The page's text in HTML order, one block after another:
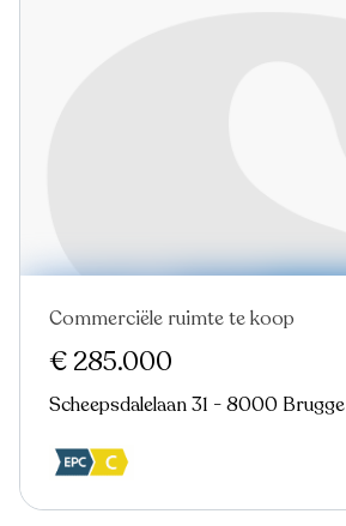
Nieuw
Commerciële ruimte te koop
€ 285.000
Scheepsdalelaan 31 - 8000 Brugge